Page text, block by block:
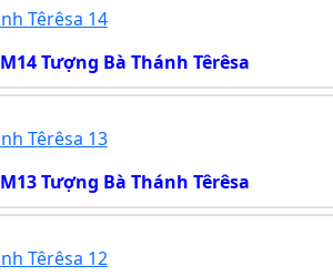
M14 Tượng Bà Thánh Têrêsa
M13 Tượng Bà Thánh Têrêsa